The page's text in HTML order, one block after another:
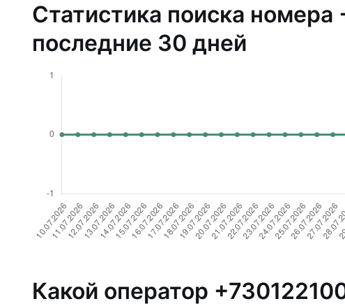
Статистика поиска номера
последние 30 дней
Какой оператор